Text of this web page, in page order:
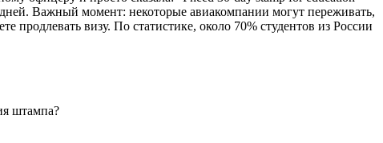
Важный момент: некоторые авиакомпании могут переживать,
продлевать визу. По статистике, около 70% студентов из России
штампа?